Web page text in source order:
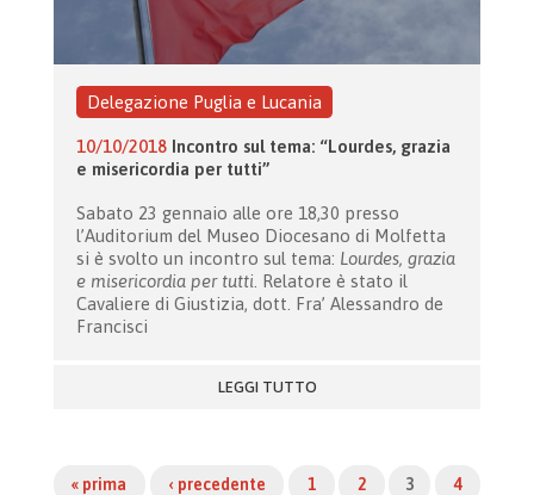
Delegazione Puglia e Lucania
10/10/2018 Incontro sul tema: “Lourdes, grazia
e misericordia per tutti”
Sabato 23 gennaio alle ore 18,30 presso
l’Auditorium del Museo Diocesano di Molfetta
si è svolto un incontro sul tema: Lourdes, grazia
e misericordia per tutti . Relatore è stato il
Cavaliere di Giustizia, dott. Fra’ Alessandro de
Francisci
LEGGI TUTTO
« prima ‹ precedente 1 2 3 4